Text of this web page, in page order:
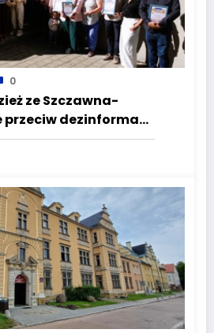
0
ze Szczawna-
dezinformacji